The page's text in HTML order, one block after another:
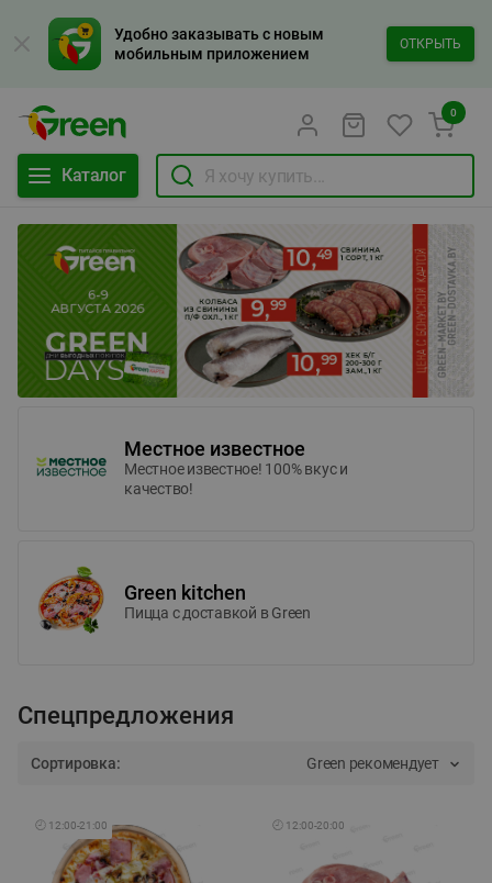
Удобно заказывать с новым
мобильным приложением
ОТКРЫТЬ
Каталог
0
Местное известное
Местное известное! 100% вкус и
качество!
Green kitchen
Пицца c доставкой в Green
Спецпредложения
Сортировка: Green рекомендует
🕘 12:00-21:00 🕘 12:00-20:00